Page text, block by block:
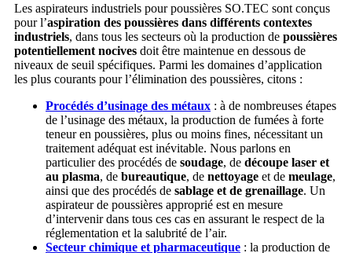
Les aspirateurs industriels pour poussières SO.TEC sont conçus
pour l’aspiration des poussières dans différents contextes
industriels, dans tous les secteurs où la production de poussières
potentiellement nocives doit être maintenue en dessous de
niveaux de seuil spécifiques. Parmi les domaines d’application
les plus courants pour l’élimination des poussières, citons :
Procédés d’usinage des métaux : à de nombreuses étapes
de l’usinage des métaux, la production de fumées à forte
teneur en poussières, plus ou moins fines, nécessitant un
traitement adéquat est inévitable. Nous parlons en
particulier des procédés de soudage, de découpe laser et
au plasma, de bureautique, de nettoyage et de meulage,
ainsi que des procédés de sablage et de grenaillage. Un
aspirateur de poussières approprié est en mesure
d’intervenir dans tous ces cas en assurant le respect de la
réglementation et la salubrité de l’air.
Secteur chimique et pharmaceutique : la production de